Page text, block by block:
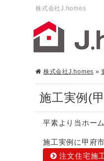
株式会社J.homes
株式会社J.homes »
施工実例(
平素より当ホー
施工実例に甲府
注文住宅施